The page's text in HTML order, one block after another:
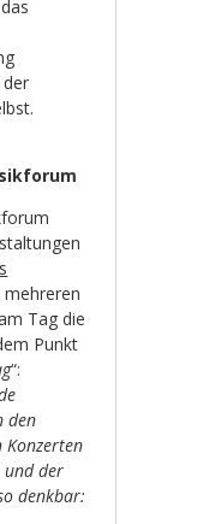
Tag die
Punkt
“:
den
und der
denkbar: